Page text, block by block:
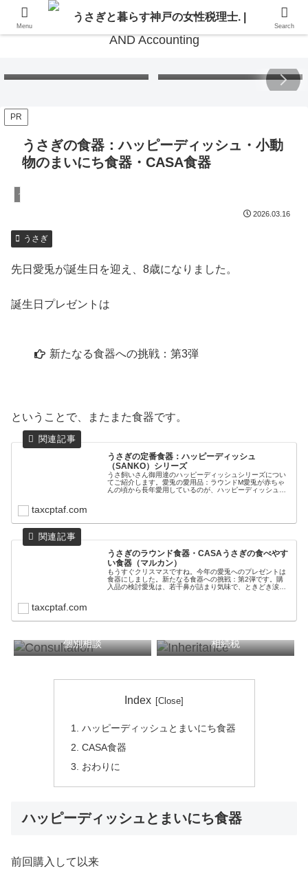
PR
うさぎの食器：ハッピーディッシュ・小動
物のまいにち食器・CASA食器
うさぎ
2026.03.16
うさぎ
先日愛兎が誕生日を迎え、8歳になりました。
誕生日プレゼントは
新たなる食器への挑戦：第3弾
ということで、またまた食器です。
うさぎの定番食器：ハッピーディッシュ
（SANKO）シリーズ
うさ飼いさん御用達のハッピーディッシュシリーズについ
てご紹介します。愛兎の愛用品：ラウンドM愛兎が赤ちゃ
んの頃から長年愛用しているのが、ハッピーディッシュの
taxcptaf.com
うさぎのラウンド食器・CASAうさぎの食べやす
い食器（マルカン）
もうすぐクリスマスですね。今年の愛兎へのプレゼントは
食器にしました。新たなる食器への挑戦：第2弾です。購
入品の検討愛兎は、若干鼻が詰まり気味で、ときどき涙が
taxcptaf.com
個別相談 相続税
税務顧問 確定申告
Index
ハッピーディッシュとまいにち食器
CASA食器
おわりに
ハッピーディッシュとまいにち食器
前回購入して以来
Menu Search